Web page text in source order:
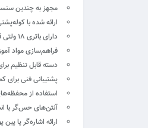
مجهز به چندین
ارائه شده با
دارای باتری ۱۸ ولتی قدرتمند همراه با شارژر مخصوص.
فراهم‌سازی مواد
دسته قابل تنظیم
پشتیبانی فنی برای
استفاده از
آنتن‌های حس‌گر با
ارائه اشاره‌گر یا